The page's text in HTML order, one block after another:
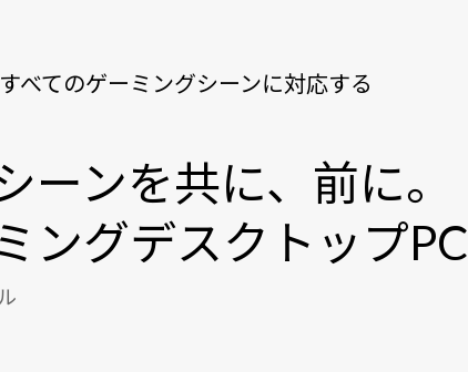
べてのゲーミングシーンに対応する
ーンを共に、前に。
ングデスクトップPC